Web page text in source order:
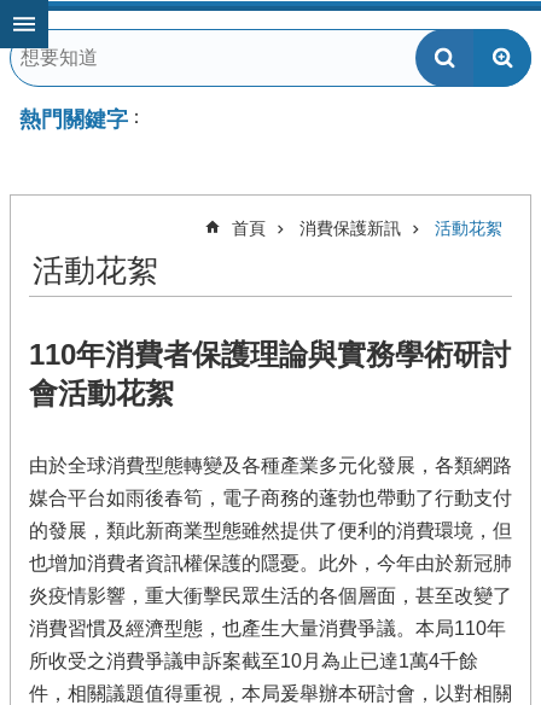
跳到主要內容區塊
熱門關鍵字
首頁 消費保護新訊 活動花絮
活動花絮
110年消費者保護理論與實務學術研討
會活動花絮
由於全球消費型態轉變及各種產業多元化發展，各類網路
媒合平台如雨後春筍，電子商務的蓬勃也帶動了行動支付
的發展，類此新商業型態雖然提供了便利的消費環境，但
也增加消費者資訊權保護的隱憂。此外，今年由於新冠肺
炎疫情影響，重大衝擊民眾生活的各個層面，甚至改變了
消費習慣及經濟型態，也產生大量消費爭議。本局110年
所收受之消費爭議申訴案截至10月為止已達1萬4千餘
件，相關議題值得重視，本局爰舉辦本研討會，以對相關